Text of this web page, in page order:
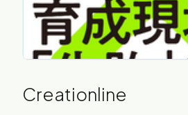
に必要なエッセンスを…
Creationline